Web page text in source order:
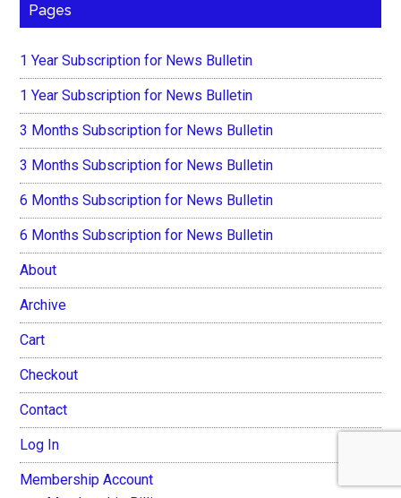
Pages
1 Year Subscription for News Bulletin
1 Year Subscription for News Bulletin
3 Months Subscription for News Bulletin
3 Months Subscription for News Bulletin
6 Months Subscription for News Bulletin
6 Months Subscription for News Bulletin
About
Archive
Cart
Checkout
Contact
Log In
Membership Account